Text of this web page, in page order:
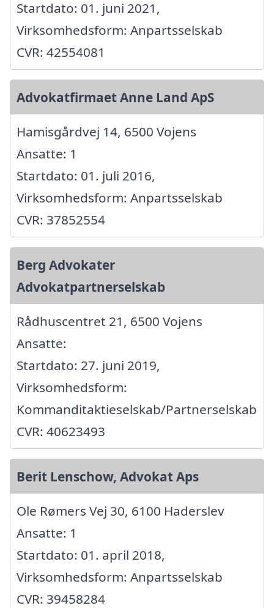
Startdato: 01. juni 2021,
Virksomhedsform: Anpartsselskab
CVR: 42554081
Advokatfirmaet Anne Land ApS
Hamisgårdvej 14, 6500 Vojens
Ansatte: 1
Startdato: 01. juli 2016,
Virksomhedsform: Anpartsselskab
CVR: 37852554
Berg Advokater
Advokatpartnerselskab
Rådhuscentret 21, 6500 Vojens
Ansatte:
Startdato: 27. juni 2019,
Virksomhedsform:
Kommanditaktieselskab/Partnerselskab
CVR: 40623493
Berit Lenschow, Advokat Aps
Ole Rømers Vej 30, 6100 Haderslev
Ansatte: 1
Startdato: 01. april 2018,
Virksomhedsform: Anpartsselskab
CVR: 39458284